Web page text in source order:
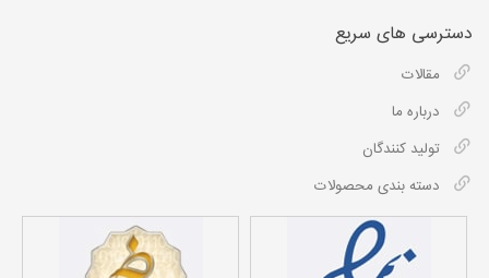
دسترسی های سریع
مقالات
درباره ما
تولید کنندگان
دسته بندی محصولات